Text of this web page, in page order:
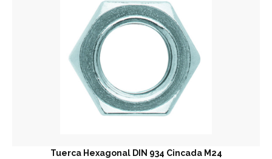
Tuerca Hexagonal DIN 934 Cincada M24